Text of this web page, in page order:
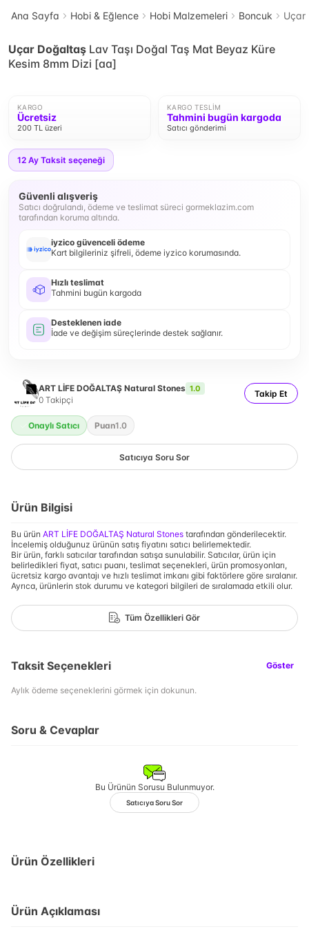
Ana Sayfa Hobi & Eğlence Hobi Malzemeleri Boncuk Uçar
Uçar Doğaltaş Lav Taşı Doğal Taş Mat Beyaz Küre
Kesim 8mm Dizi [aa]
KARGO
Ücretsiz
200 TL üzeri
KARGO TESLIM
Tahmini bugün kargoda
Satıcı gönderimi
12 Ay Taksit seçeneği
Güvenli alışveriş
Satıcı doğrulandı, ödeme ve teslimat süreci gormeklazim.com
tarafından koruma altında.
iyzico güvenceli ödeme
Kart bilgileriniz şifreli, ödeme iyzico korumasında.
Hızlı teslimat
Tahmini bugün kargoda
Desteklenen iade
İade ve değişim süreçlerinde destek sağlanır.
ART LİFE DOĞALTAŞ Natural Stones 1.0
0 Takipçi
Takip Et
Onaylı Satıcı Puan1.0
Satıcıya Soru Sor
Ürün Bilgisi
Bu ürün ART LİFE DOĞALTAŞ Natural Stones tarafından gönderilecektir.
İncelemiş olduğunuz ürünün satış fiyatını satıcı belirlemektedir.
Bir ürün, farklı satıcılar tarafından satışa sunulabilir. Satıcılar, ürün için
belirledikleri fiyat, satıcı puanı, teslimat seçenekleri, ürün promosyonları,
ücretsiz kargo avantajı ve hızlı teslimat imkanı gibi faktörlere göre sıralanır.
Ayrıca, ürünlerin stok durumu ve kategori bilgileri de sıralamada etkili olur.
Tüm Özellikleri Gör
Taksit Seçenekleri Göster
Aylık ödeme seçeneklerini görmek için dokunun.
Soru & Cevaplar
Bu Ürünün Sorusu Bulunmuyor.
Satıcıya Soru Sor
Ürün Özellikleri
Ürün Açıklaması